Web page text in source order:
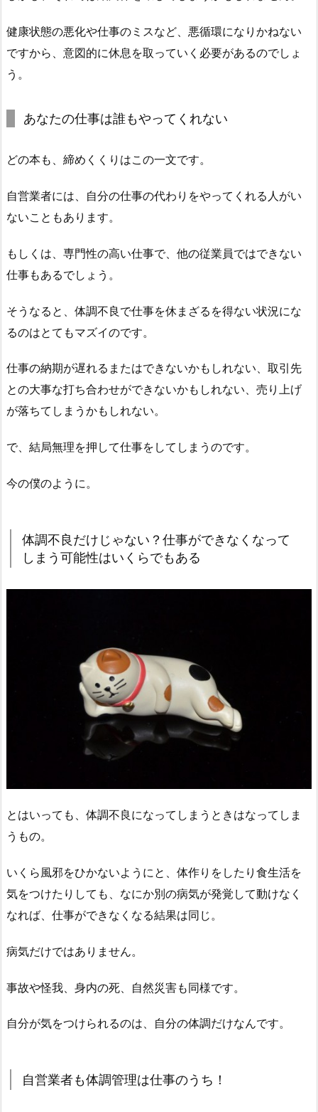
健康状態の悪化や仕事のミスなど、悪循環になりかねない
ですから、意図的に休息を取っていく必要があるのでしょ
う。
あなたの仕事は誰もやってくれない
どの本も、締めくくりはこの一文です。
自営業者には、自分の仕事の代わりをやってくれる人がい
ないこともあります。
もしくは、専門性の高い仕事で、他の従業員ではできない
仕事もあるでしょう。
そうなると、体調不良で仕事を休まざるを得ない状況にな
るのはとてもマズイのです。
仕事の納期が遅れるまたはできないかもしれない、取引先
との大事な打ち合わせができないかもしれない、売り上げ
が落ちてしまうかもしれない。
で、結局無理を押して仕事をしてしまうのです。
今の僕のように。
体調不良だけじゃない？仕事ができなくなって
しまう可能性はいくらでもある
とはいっても、体調不良になってしまうときはなってしま
うもの。
いくら風邪をひかないようにと、体作りをしたり食生活を
気をつけたりしても、なにか別の病気が発覚して動けなく
なれば、仕事ができなくなる結果は同じ。
病気だけではありません。
事故や怪我、身内の死、自然災害も同様です。
自分が気をつけられるのは、自分の体調だけなんです。
自営業者も体調管理は仕事のうち！